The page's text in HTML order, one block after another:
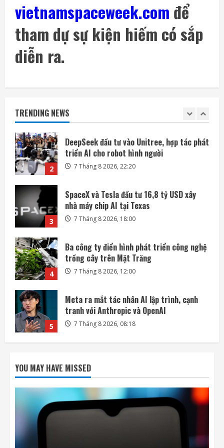
vietnamspaceweek.com để
tham dự sự kiện hiếm có sắp
diễn ra.
TRENDING NEWS
5 7 Tháng 8 2026, 08:18
1
SoftBank không chỉ đầu tư vào AI mà còn
lãi lớn nhờ mua cổ phần Intel
2
DeepSeek đầu tư vào Unitree, hợp tác phát
3
SpaceX và Tesla đầu tư 16,8 tỷ USD xây
nhà máy chip AI tại Texas
7 Tháng 8 2026, 18:00
4
Ba công ty điển hình phát triển công nghệ
trồng cây trên Mặt Trăng
7 Tháng 8 2026, 12:00
5
Meta ra mắt tác nhân AI lập trình, cạnh
tranh với Anthropic và OpenAI
7 Tháng 8 2026, 08:18
1
SoftBank không chỉ đầu tư vào AI mà còn
lãi lớn nhờ mua cổ phần Intel
7 Tháng 8 2026, 22:27
2
triển AI cho robot hình người
7 Tháng 8 2026, 22:20
SpaceX và Tesla đầu tư 16,8 tỷ USD xây
nhà máy chip AI tại Texas
YOU MAY HAVE MISSED